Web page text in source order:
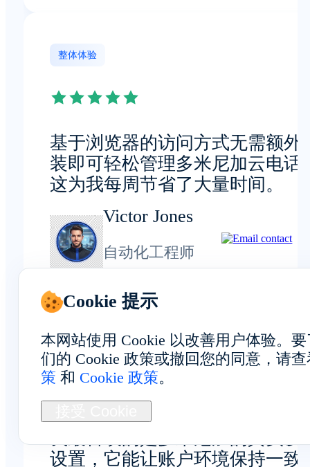
整体体验
基于浏览器的访问方式无需额外
装即可轻松管理多米尼加云电话
这为我每周节省了大量时间。
Victor Jones
自动化工程师
隐私与安全
设置，它能让账户环境保持一致
Cookie 提示
本网站使用 Cookie 以改善用户体验。
们的 Cookie 政策或撤回您的同意，请
策 和 Cookie 政策。